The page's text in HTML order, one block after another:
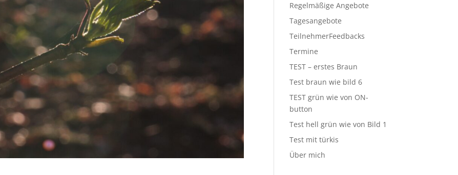
Regelmäßige Angebote
Tagesangebote
TeilnehmerFeedbacks
Termine
TEST – erstes Braun
Test braun wie bild 6
TEST grün wie von ON-
button
Test hell grün wie von Bild 1
Test mit türkis
Über mich